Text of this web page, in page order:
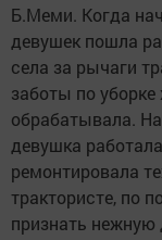
Б.Меми. Когда
девушек пошла
села за рычаги
заботы по уборке
обрабатывала.
девушка
ремонтировала
трактористе, по
признать нежную